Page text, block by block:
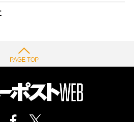
PAGE TOP